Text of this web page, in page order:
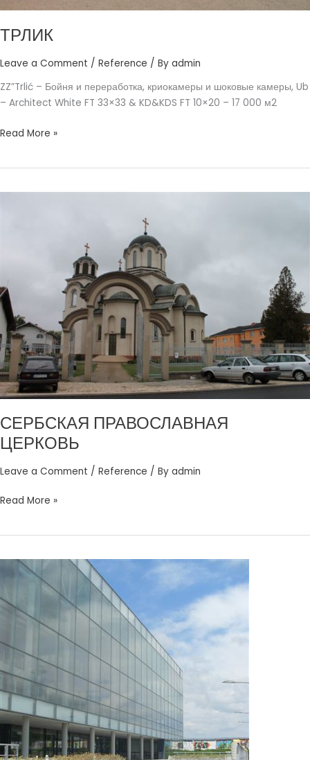
ТРЛИК
Leave a Comment / Reference / By admin
ZZ”Trlić – Бойня и переработка, криокамеры и шоковые камеры, Ub
– Architect White FT 33×33 & KD&KDS FT 10×20 – 17 000 м2
Read More »
СЕРБСКАЯ ПРАВОСЛАВНАЯ
ЦЕРКОВЬ
Leave a Comment / Reference / By admin
Read More »
ЗРЕНДЖАНИНСКИЙ
СПОРТИВНЫЙ
ЗАЛ